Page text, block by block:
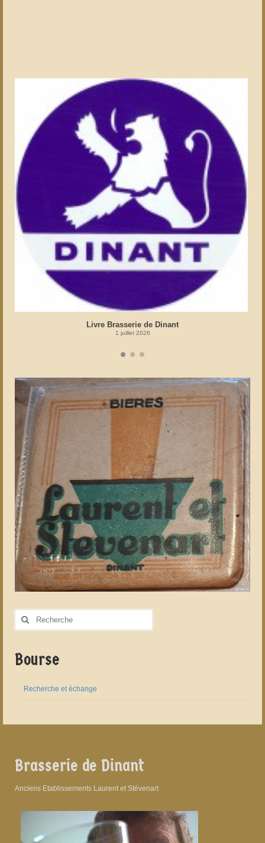
Livre Brasserie de Dinant
1 juillet 2026
Rechercher
Bourse
Recherche et échange
Brasserie de Dinant
Anciens Etablissements Laurent et Stévenart